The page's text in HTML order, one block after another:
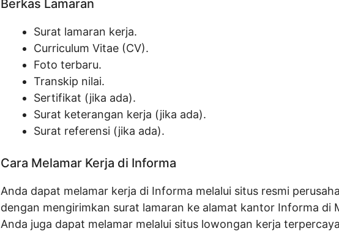
Berkas Lamaran
Surat lamaran kerja.
Curriculum Vitae (CV).
Foto terbaru.
Transkip nilai.
Sertifikat (jika ada).
Surat keterangan kerja (jika ada).
Surat referensi (jika ada).
Cara Melamar Kerja di Informa
Anda dapat melamar kerja di Informa melalui situs resmi
dengan mengirimkan surat lamaran ke alamat kantor Informa di
Anda juga dapat melamar melalui situs lowongan kerja